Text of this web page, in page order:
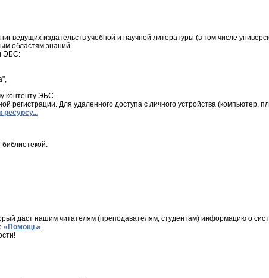
ведущих издательств учебной и научной литературы (в том числе
областям знаний.
ЭБС:
контенту ЭБС.
регистрации. Для удаленного доступа с личного устройства (компьютер,
ресурсу...
библиотекой:
даст нашим читателям (преподавателям, студентам) информацию о
«Помощь».